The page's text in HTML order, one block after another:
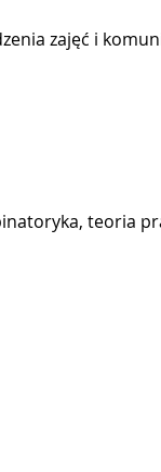
zajęć i
teoria